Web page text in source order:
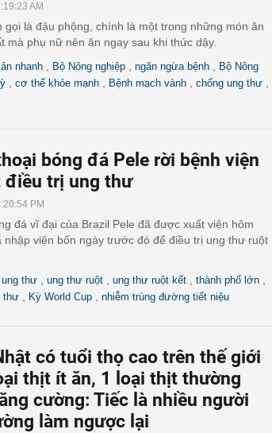
AM
gọi là đậu phộng, chính là một trong những món ăn
mà phụ nữ nên ăn ngay sau khi thức dậy.
nhanh Bộ Nông nghiệp ngăn ngừa bệnh
Bộ Nông
cơ thể khỏe mạnh Bệnh mạch vành chống ung thư
bóng đá Pele rời bệnh viện
điều trị ung thư
PM
đá vĩ đại của Brazil Pele đã được xuất viện hôm
nhập viện bốn ngày trước đó để điều trị ung thư ruột
thư ung thư ruột ung thư ruột kết thành phố lớn
thư Kỳ World Cup nhiễm trùng đường tiết niệu
có tuổi thọ cao trên thế giới
thịt ít ăn, 1 loại thịt thường
cường: Tiếc là nhiều người
làm ngược lại